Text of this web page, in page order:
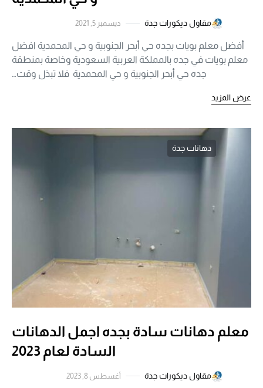
مقاول ديكورات جدة ديسمبر 5, 2021
أفضل معلم بويات بجده حي أبحر الجنوبية و حي المحمدية افضل
معلم بويات في جده بالمملكة العربية السعودية وخاصة بمنطقة
جده حي أبحر الجنوبية و حي المحمدية فلا تبذل وقت…
عرض المزيد
دهانات جدة
معلم دهانات سادة بجده اجمل الدهانات
السادة لعام 2023
مقاول ديكورات جدة أغسطس 8, 2023